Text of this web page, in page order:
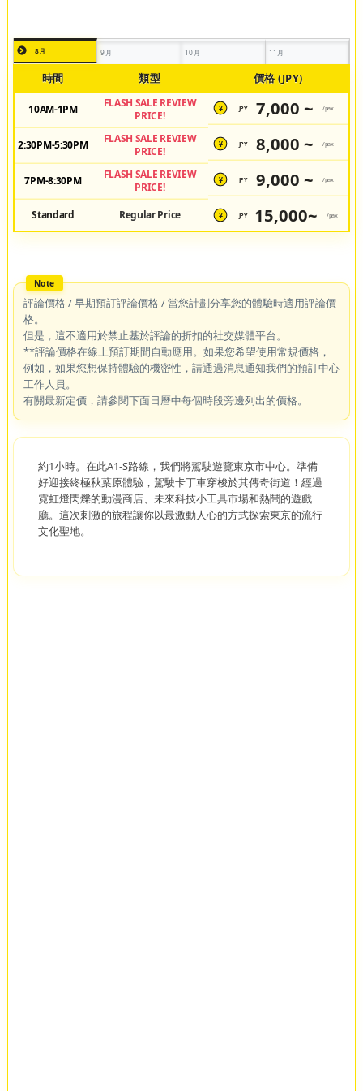
8月 9月 10月 11月
時間 類型 價格 (JPY)
10AM-1PM
FLASH SALE REVIEW
PRICE!
¥ JPY 7,000 ~ /pax
2:30PM-5:30PM
FLASH SALE REVIEW
PRICE!
¥ JPY 8,000 ~ /pax
7PM-8:30PM
FLASH SALE REVIEW
PRICE!
¥ JPY 9,000 ~ /pax
Standard Regular Price ¥ JPY 15,000~ /pax
評論價格 / 早期預訂評論價格 / 當您計劃分享您的體驗時適用評論價
格。
但是，這不適用於禁止基於評論的折扣的社交媒體平台。
**評論價格在線上預訂期間自動應用。如果您希望使用常規價格，
例如，如果您想保持體驗的機密性，請通過消息通知我們的預訂中心
工作人員。
有關最新定價，請參閱下面日曆中每個時段旁邊列出的價格。
約1小時。在此A1-S路線，我們將駕駛遊覽東京市中心。準備
好迎接終極秋葉原體驗，駕駛卡丁車穿梭於其傳奇街道！經過
霓虹燈閃爍的動漫商店、未來科技小工具市場和熱鬧的遊戲
廳。這次刺激的旅程讓你以最激動人心的方式探索東京的流行
文化聖地。